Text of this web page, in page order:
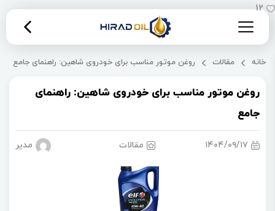
خانه مقالات روغن موتور مناسب برای خودروی شاهین: راهنمای جامع
روغن موتور مناسب برای خودروی شاهین: راهنمای
جامع
۱۴۰۴/۰۹/۱۷ مقالات
12